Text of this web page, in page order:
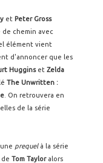
et Peter Gross
chemin avec
élément vient
d'annoncer que les
Huggins et Zelda
The Unwritten :
. On retrouvera en
de la série
prequelà la série
Tom Taylor alors